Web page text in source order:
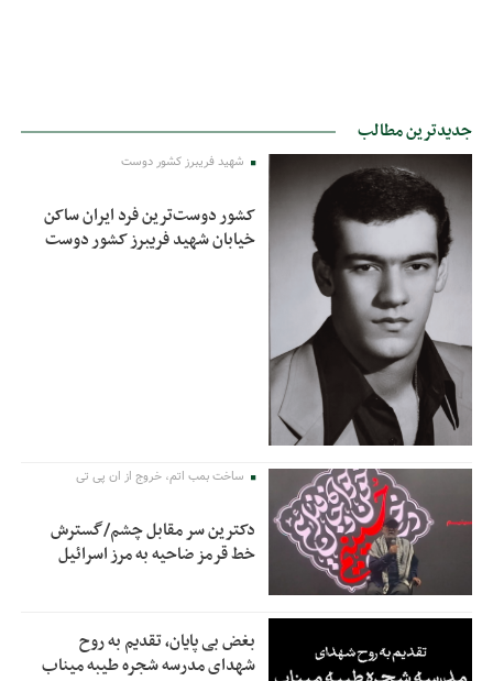
جدیدترین مطالب
شهید فریبرز کشور دوست
کشور دوست‌ترین فرد ایران ساکن
خیابان شهید فریبرز کشور دوست
ساخت بمب اتم، خروج از ان پی تی
دکترین سر مقابل چشم/گسترش
خط قرمز ضاحیه به مرز اسرائیل
بغض بی پایان، تقدیم به روح
شهدای مدرسه شجره طیبه میناب